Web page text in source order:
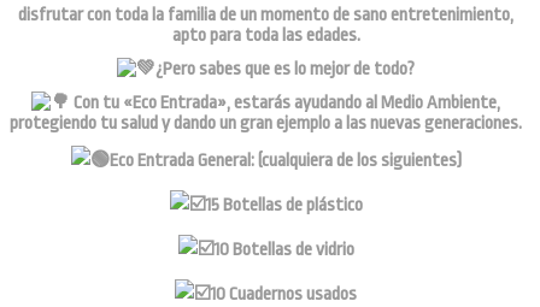
disfrutar con toda la familia de un momento de sano entretenimiento,
apto para toda las edades.
¿Pero sabes que es lo mejor de todo?
Con tu «Eco Entrada», estarás ayudando al Medio Ambiente,
protegiendo tu salud y dando un gran ejemplo a las nuevas generaciones.
Eco Entrada General: (cualquiera de los siguientes)
15 Botellas de plástico
10 Botellas de vidrio
10 Cuadernos usados